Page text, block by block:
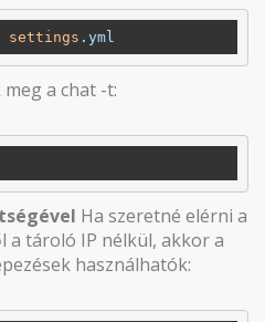
settings .yml
a chat -t:
Ha szeretné elérni a
a tároló IP nélkül, akkor a
használhatók: